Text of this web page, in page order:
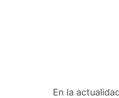
En la